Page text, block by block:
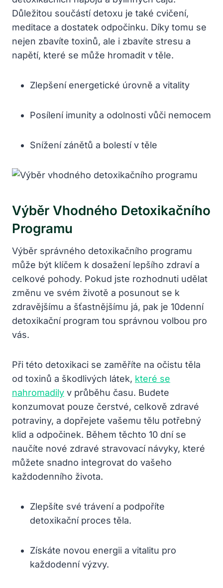
Důležitou součástí detoxu je také cvičení,
meditace a dostatek odpočinku. Díky tomu se
nejen zbavíte toxinů, ale i zbavíte ⁢stresu a
napětí,⁤ které se⁣ může hromadit v těle.
Zlepšení energetické úrovně a vitality
Posílení imunity a‍ odolnosti vůči nemocem
Snížení zánětů ‍a bolestí v těle
Výběr Vhodného Detoxikačního
Programu
Výběr správného detoxikačního programu
může být klíčem⁢ k dosažení⁤ lepšího zdraví a
celkové pohody. Pokud jste rozhodnuti udělat
změnu ve⁤ svém životě a posunout‍ se k
zdravějšímu‌ a šťastnějšímu já, pak je 10denní
detoxikační program tou správnou volbou​ pro
‌vás.
Při ‍této detoxikaci se zaměříte na očistu těla
od‌ toxinů a ‌škodlivých ⁤látek, které se
nahromadily v průběhu času. Budete
konzumovat⁣ pouze čerstvé, celkově zdravé
potraviny, ⁢a dopřejete vašemu tělu potřebný
klid‌ a odpočinek. Během těchto⁤ 10 dní se
naučíte ‌nové zdravé stravovací návyky, které
‌můžete snadno integrovat do vašeho
každodenního‌ života.
Zlepšíte své trávení a ‌podpoříte
detoxikační proces těla.
Získáte ⁢novou energii a ‍vitalitu pro
každodenní výzvy.